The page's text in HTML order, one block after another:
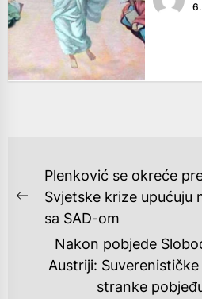
NAVIGACIJA
OBJAVA
Previous
post:
Plenković se okreće
Svjetske krize upućuju
sa SAD-om
Nakon pobjede
Austriji:
stranke